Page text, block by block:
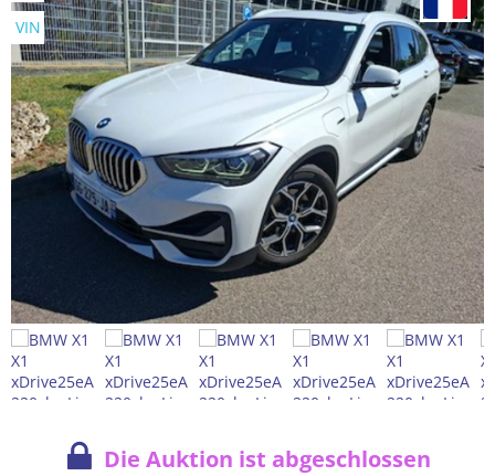
VIN
Die Auktion ist abgeschlossen